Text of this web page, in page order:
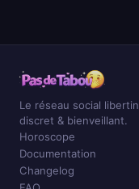
Le réseau social libertin,
discret & bienveillant.
Horoscope
Documentation
Changelog